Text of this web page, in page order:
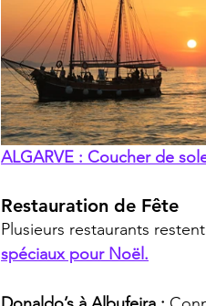
ALGARVE : Coucher de
Restauration de Fête
Plusieurs restaurants
spéciaux pour Noël.